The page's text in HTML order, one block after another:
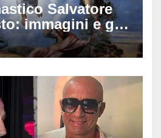
Salvatore
immagini e gif
condividere